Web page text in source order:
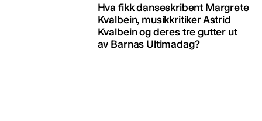
Hva fikk danseskribent Margrete
Kvalbein, musikkritiker Astrid
Kvalbein og deres tre gutter ut
av Barnas Ultimadag?